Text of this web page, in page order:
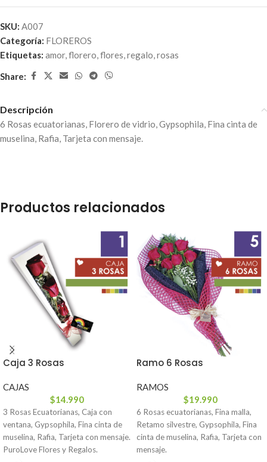
SKU: A007
Categoría: FLOREROS
Etiquetas: amor,florero,flores,regalo,rosas
Share:
Descripción
6 Rosas ecuatorianas, Florero de vidrio, Gypsophila, Fina cinta de
muselina, Rafia, Tarjeta con mensaje.
Productos relacionados
Caja 3 Rosas
CAJAS
$14.990
3 Rosas Ecuatorianas, Caja con
ventana, Gypsophila, Fina cinta de
muselina, Rafia, Tarjeta con mensaje.
PuroLove Flores y Regalos.
Ramo 6 Rosas
RAMOS
$19.990
6 Rosas ecuatorianas, Fina malla,
Retamo silvestre, Gypsophila, Fina
cinta de muselina, Rafia, Tarjeta con
mensaje.